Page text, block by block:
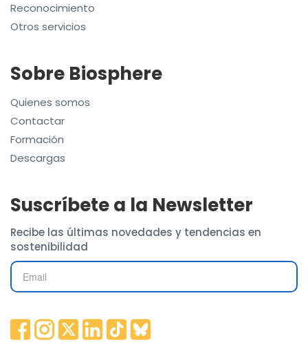
Reconocimiento
Otros servicios
Sobre Biosphere
Quienes somos
Contactar
Formación
Descargas
Suscríbete a la Newsletter
Recibe las últimas novedades y tendencias en
sostenibilidad